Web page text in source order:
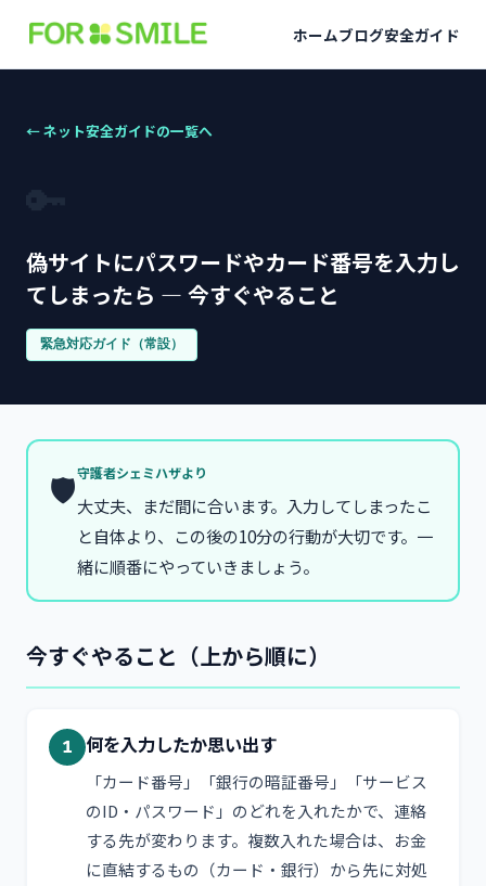
ホームブログ安全ガイド
← ネット安全ガイドの一覧へ
偽サイトにパスワードやカード番号を入力し
てしまったら — 今すぐやること
緊急対応ガイド（常設）
🛡守護者シェミハザより
大丈夫、まだ間に合います。入力してしまったこ
と自体より、この後の10分の行動が大切です。一
緒に順番にやっていきましょう。
今すぐやること（上から順に）
1 何を入力したか思い出す
「カード番号」「銀行の暗証番号」「サービス
のID・パスワード」のどれを入れたかで、連絡
する先が変わります。複数入れた場合は、お金
に直結するもの（カード・銀行）から先に対処